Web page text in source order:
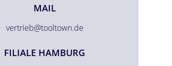
MAIL
vertrieb@tooltown.de
FILIALE HAMBURG